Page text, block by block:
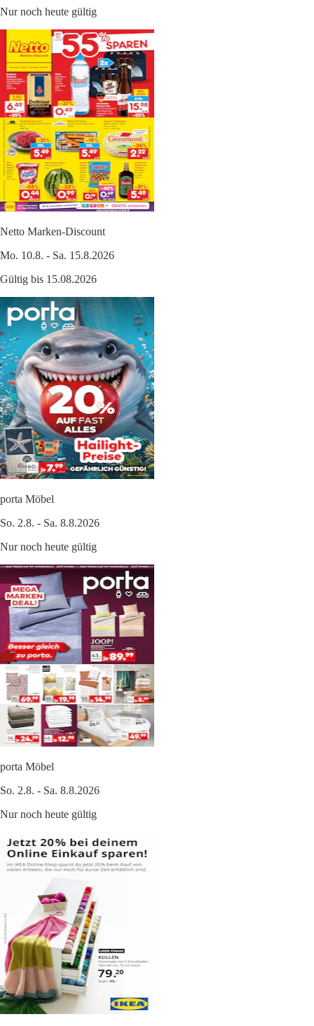
Nur noch heute gültig
Netto Marken-Discount
Mo. 10.8. - Sa. 15.8.2026
Gültig bis 15.08.2026
porta Möbel
So. 2.8. - Sa. 8.8.2026
Nur noch heute gültig
porta Möbel
So. 2.8. - Sa. 8.8.2026
Nur noch heute gültig